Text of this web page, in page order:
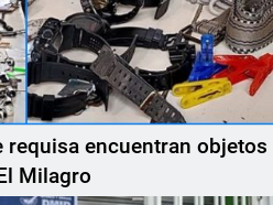
encuentran objetos
Milagro